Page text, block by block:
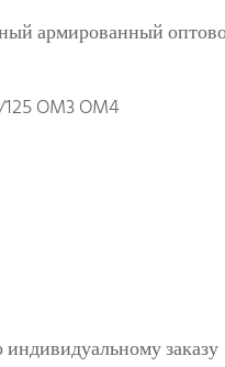
армированный
OM3 OM4
заказу